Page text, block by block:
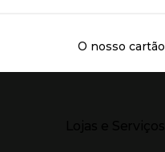
O nosso cartão